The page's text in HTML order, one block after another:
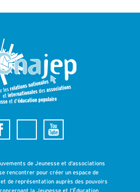
de Jeunesse et d’associations
rencontrer pour créer un espace de
de représentation auprès des pouvoirs
la Jeunesse et l’Éducation